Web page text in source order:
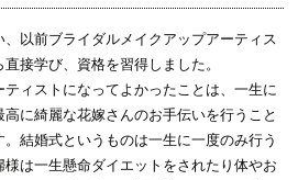
以前ブライダルメイクアップアーティス
接学び、資格を習得しました。
ィストになってよかったことは、一生に
に綺麗な花嫁さんのお手伝いを行うこと
結婚式というものは一生に一度のみ行う
は一生懸命ダイエットをされたり体やお